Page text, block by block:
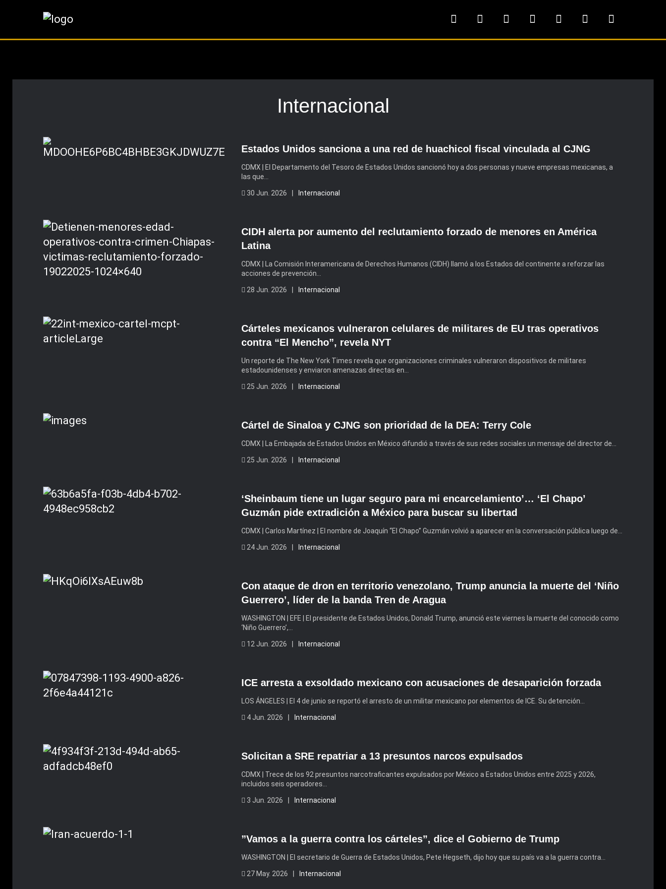
Internacional
Estados Unidos sanciona a una red de huachicol fiscal vinculada al CJNG
CDMX | El Departamento del Tesoro de Estados Unidos sancionó hoy a dos personas y nueve empresas mexicanas, a
las que…
30 Jun. 2026 | Internacional
CIDH alerta por aumento del reclutamiento forzado de menores en América
Latina
CDMX | La Comisión Interamericana de Derechos Humanos (CIDH) llamó a los Estados del continente a reforzar las
acciones de prevención…
28 Jun. 2026 | Internacional
Cárteles mexicanos vulneraron celulares de militares de EU tras operativos
contra “El Mencho”, revela NYT
Un reporte de The New York Times revela que organizaciones criminales vulneraron dispositivos de militares
estadounidenses y enviaron amenazas directas en…
25 Jun. 2026 | Internacional
Cártel de Sinaloa y CJNG son prioridad de la DEA: Terry Cole
CDMX | La Embajada de Estados Unidos en México difundió a través de sus redes sociales un mensaje del director de…
25 Jun. 2026 | Internacional
‘Sheinbaum tiene un lugar seguro para mi encarcelamiento’… ‘El Chapo’
Guzmán pide extradición a México para buscar su libertad
CDMX | Carlos Martínez | El nombre de Joaquín “El Chapo” Guzmán volvió a aparecer en la conversación pública luego de…
24 Jun. 2026 | Internacional
Con ataque de dron en territorio venezolano, Trump anuncia la muerte del ‘Niño
Guerrero’, líder de la banda Tren de Aragua
WASHINGTON | EFE | El presidente de Estados Unidos, Donald Trump, anunció este viernes la muerte del conocido como
‘Niño Guerrero’,…
12 Jun. 2026 | Internacional
ICE arresta a exsoldado mexicano con acusaciones de desaparición forzada
LOS ÁNGELES | El 4 de junio se reportó el arresto de un militar mexicano por elementos de ICE. Su detención…
4 Jun. 2026 | Internacional
Solicitan a SRE repatriar a 13 presuntos narcos expulsados
CDMX | Trece de los 92 presuntos narcotraficantes expulsados por México a Estados Unidos entre 2025 y 2026,
incluidos seis operadores…
3 Jun. 2026 | Internacional
”Vamos a la guerra contra los cárteles”, dice el Gobierno de Trump
WASHINGTON | El secretario de Guerra de Estados Unidos, Pete Hegseth, dijo hoy que su país va a la guerra contra…
27 May. 2026 | Internacional